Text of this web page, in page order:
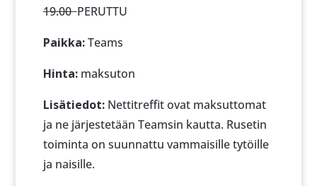
19.00PERUTTU
Paikka:Teams
Hinta:maksuton
Lisätiedot:Nettitreffit ovat maksuttomat
ja ne järjestetään Teamsin kautta. Rusetin
toiminta on suunnattu vammaisille tytöille
ja naisille.